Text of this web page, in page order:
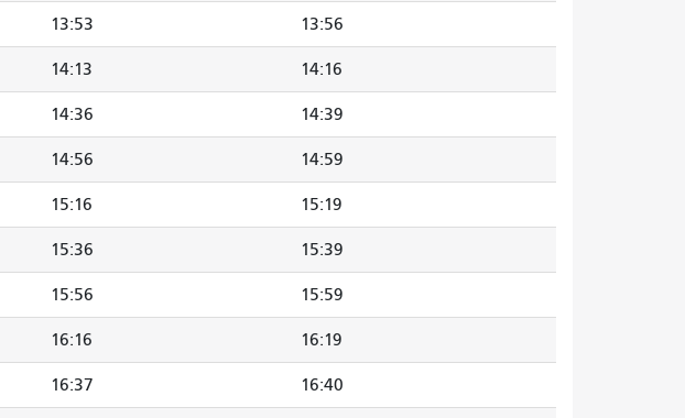
13:53 13:56
14:13 14:16
14:36 14:39
14:56 14:59
15:16 15:19
15:36 15:39
15:56 15:59
16:16 16:19
16:37 16:40